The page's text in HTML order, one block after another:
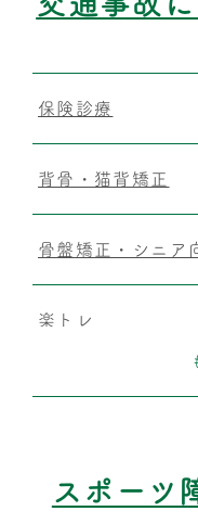
保険診療
背骨・猫背矯正
骨盤矯正・シニア
楽トレ
スポーツ